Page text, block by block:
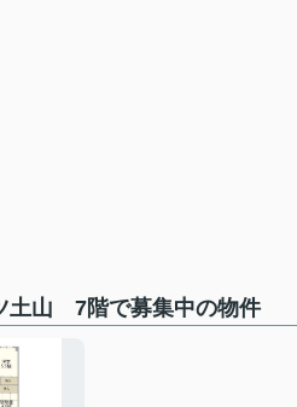
土山 7階で募集中の物件